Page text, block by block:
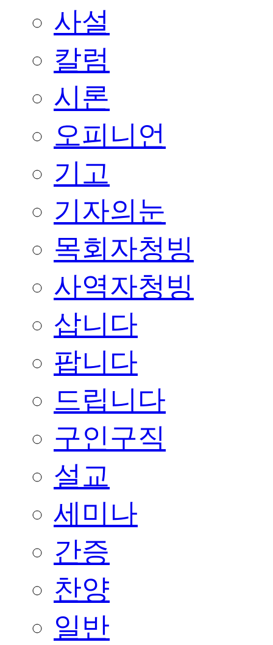
사설
칼럼
시론
오피니언
기고
기자의눈
목회자청빙
사역자청빙
삽니다
팝니다
드립니다
구인구직
설교
세미나
간증
찬양
일반